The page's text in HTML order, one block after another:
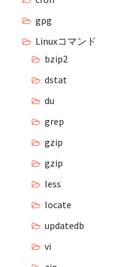
gpg
Linuxコマンド
bzip2
dstat
du
grep
gzip
gzip
less
locate
updatedb
vi